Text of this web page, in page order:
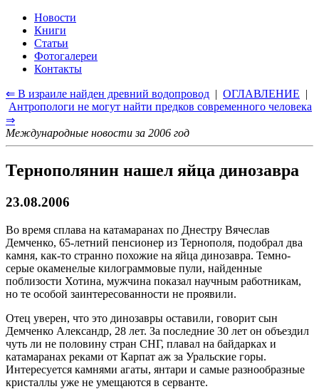
Новости
Книги
Статьи
Фотогалереи
Контакты
⇐ В израиле найден древний водопровод | ОГЛАВЛЕНИЕ |
Антропологи не могут найти предков современного человека
⇒
Международные новости за 2006 год
Тернополянин нашел яйца динозавра
23.08.2006
Во время сплава на катамаранах по Днестру Вячеслав
Демченко, 65-летний пенсионер из Тернополя, подобрал два
камня, как-то странно похожие на яйца динозавра. Темно-
серые окаменелые килограммовые пули, найденные
поблизости Хотина, мужчина показал научным работникам,
но те особой заинтересованности не проявили.
Отец уверен, что это динозавры оставили, говорит сын
Демченко Александр, 28 лет. За последние 30 лет он объездил
чуть ли не половину стран СНГ, плавал на байдарках и
катамаранах реками от Карпат аж за Уральские горы.
Интересуется камнями агаты, янтари и самые разнообразные
кристаллы уже не умещаются в серванте.